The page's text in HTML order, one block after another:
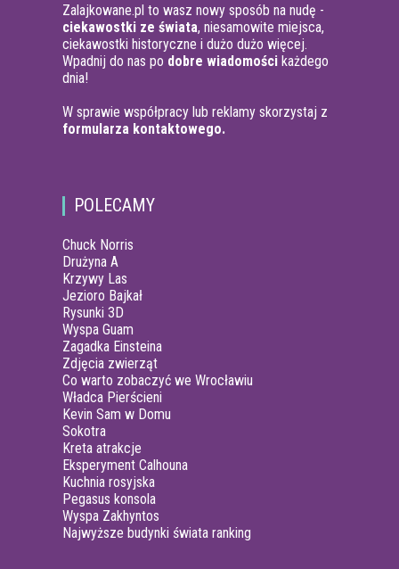
Zalajkowane.pl to wasz nowy sposób na nudę -
ciekawostki ze świata, niesamowite miejsca,
ciekawostki historyczne i dużo dużo więcej.
Wpadnij do nas po dobre wiadomości każdego
dnia!
W sprawie współpracy lub reklamy skorzystaj z
formularza kontaktowego.
POLECAMY
Chuck Norris
Drużyna A
Krzywy Las
Jezioro Bajkał
Rysunki 3D
Wyspa Guam
Zagadka Einsteina
Zdjęcia zwierząt
Co warto zobaczyć we Wrocławiu
Władca Pierścieni
Kevin Sam w Domu
Sokotra
Kreta atrakcje
Eksperyment Calhouna
Kuchnia rosyjska
Pegasus konsola
Wyspa Zakhyntos
Najwyższe budynki świata ranking